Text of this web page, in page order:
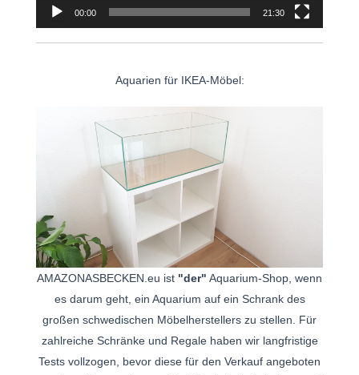
00:00 21:30
Aquarien für IKEA-Möbel:
AMAZONASBECKEN.eu ist "der" Aquarium-Shop, wenn
es darum geht, ein Aquarium auf ein Schrank des
großen schwedischen Möbelherstellers zu stellen. Für
zahlreiche Schränke und Regale haben wir langfristige
Tests vollzogen, bevor diese für den Verkauf angeboten